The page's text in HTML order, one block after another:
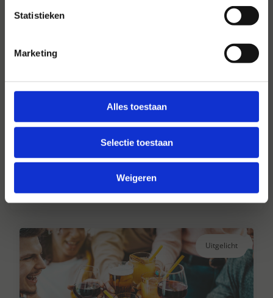
Statistieken
Marketing
Alles toestaan
Selectie toestaan
Weigeren
Hansen Dranken sinds 1947
Al ruim 75 jaar uw grote onafhankelijke
drankengroothandel.
Uitgelicht